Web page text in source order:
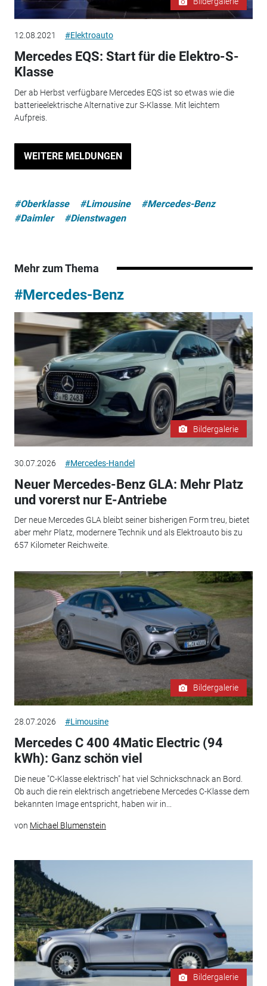
12.08.2021 #Elektroauto
Mercedes EQS: Start für die Elektro-S-
Klasse
Der ab Herbst verfügbare Mercedes EQS ist so etwas wie die
batterieelektrische Alternative zur S-Klasse. Mit leichtem
Aufpreis.
WEITERE MELDUNGEN
#Oberklasse #Limousine
#Mercedes-Benz
#Daimler
#Dienstwagen
Mehr zum Thema
#Mercedes-Benz
Bildergalerie
30.07.2026 #Mercedes-Handel
Neuer Mercedes-Benz GLA: Mehr Platz
und vorerst nur E-Antriebe
Der neue Mercedes GLA bleibt seiner bisherigen Form treu, bietet
aber mehr Platz, modernere Technik und als Elektroauto bis zu
657 Kilometer Reichweite.
Bildergalerie
28.07.2026 #Limousine
Mercedes C 400 4Matic Electric (94
kWh): Ganz schön viel
Die neue "C-Klasse elektrisch" hat viel Schnickschnack an Bord.
Ob auch die rein elektrisch angetriebene Mercedes C-Klasse dem
bekannten Image entspricht, haben wir in...
von Michael Blumenstein
Bildergalerie